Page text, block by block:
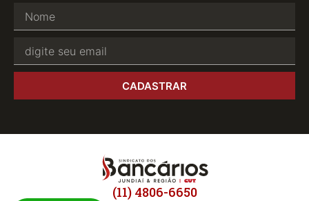
CADASTRAR
(11) 4806-6650